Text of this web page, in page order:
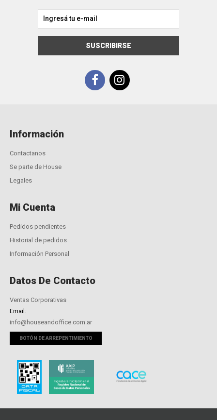
SUSCRIBIRSE
Información
Contactanos
Se parte de House
Legales
Mi Cuenta
Pedidos pendientes
Historial de pedidos
Información Personal
Datos De Contacto
Ventas Corporativas
Email:
info@houseandoffice.com.ar
BOTÓN DE ARREPENTIMIENTO